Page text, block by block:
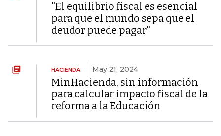
"El equilibrio fiscal es esencial
para que el mundo sepa que el
deudor puede pagar"
HACIENDA May 21, 2024
MinHacienda, sin información
para calcular impacto fiscal de la
reforma a la Educación